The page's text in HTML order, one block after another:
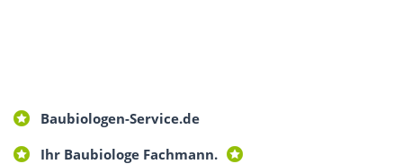
Baubiologen-Service.de
Ihr Baubiologe Fachmann.